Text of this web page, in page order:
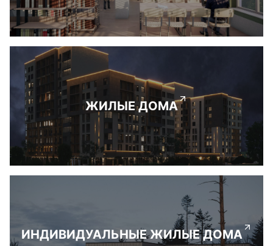
ЖИЛЫЕ ДОМА
ИНДИВИДУАЛЬНЫЕ ЖИЛЫЕ ДОМА